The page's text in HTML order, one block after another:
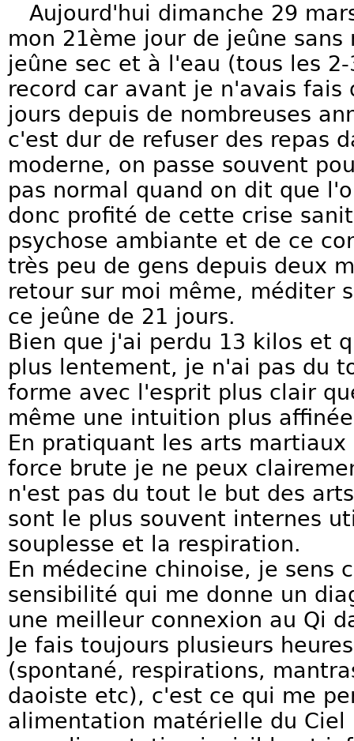
Aujourd'hui dimanche 29
mon 21ème jour de jeûne
jeûne sec et à l'eau (tous les
record car avant je n'avais fais
jours depuis de nombreuses
c'est dur de refuser des repas
moderne, on passe souvent
pas normal quand on dit que
donc profité de cette crise
psychose ambiante et de ce
très peu de gens depuis deux
retour sur moi même, méditer
ce jeûne de 21 jours.
Bien que j'ai perdu 13 kilos et
plus lentement, je n'ai pas du
forme avec l'esprit plus clair
même une intuition plus
En pratiquant les arts martiaux
force brute je ne peux
n'est pas du tout le but des
sont le plus souvent internes
souplesse et la respiration.
En médecine chinoise, je sens
sensibilité qui me donne un
une meilleur connexion au Qi
Je fais toujours plusieurs
(spontané, respirations,
daoiste etc), c'est ce qui me
alimentation matérielle du Ciel